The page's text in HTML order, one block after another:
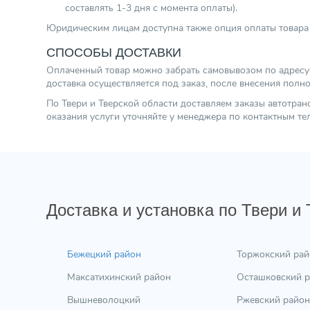
составлять 1-3 дня с момента оплаты).
Юридическим лицам доступна также опция оплаты
СПОСОБЫ ДОСТАВКИ
Оплаченный товар можно забрать самовывозом по
доставка осуществляется под заказ, после внесения
По Твери и Тверской области доставляем заказы
оказания услуги уточняйте у менеджера по контактным
Доставка и установка по Твери и
Бежецкий район
Максатихинский район
Вышневолоцкий
Торжокский
Осташковский
Ржевский район